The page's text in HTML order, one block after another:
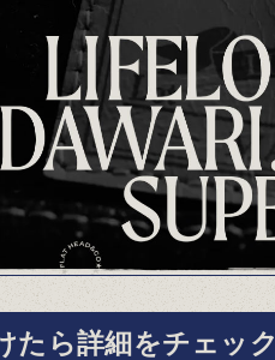
たら詳細をチェック